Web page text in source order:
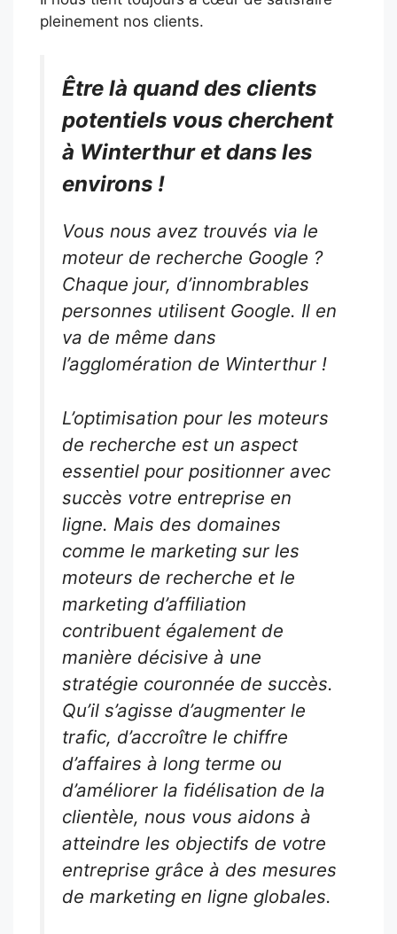
pleinement nos clients.
Être là quand des clients
potentiels vous cherchent
à Winterthur et dans les
environs !
Vous nous avez trouvés via le
moteur de recherche Google ?
Chaque jour, d’innombrables
personnes utilisent Google. Il en
va de même dans
l’agglomération de Winterthur !
L’optimisation pour les moteurs
de recherche est un aspect
essentiel pour positionner avec
succès votre entreprise en
ligne. Mais des domaines
comme le marketing sur les
moteurs de recherche et le
marketing d’affiliation
contribuent également de
manière décisive à une
stratégie couronnée de succès.
Qu’il s’agisse d’augmenter le
trafic, d’accroître le chiffre
d’affaires à long terme ou
d’améliorer la fidélisation de la
clientèle, nous vous aidons à
atteindre les objectifs de votre
entreprise grâce à des mesures
de marketing en ligne globales.